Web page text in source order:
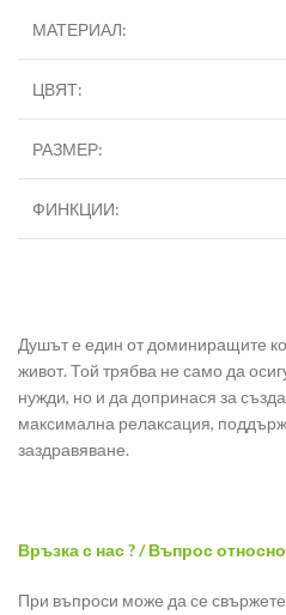
МАТЕРИАЛ:
ЦВЯТ:
РАЗМЕР:
ФИНКЦИИ:
Душът е един от доминиращите
живот. Той трябва не само да
нужди, но и да допринася за
максимална релаксация,
заздравяване.
Връзка с нас ? / Въпрос
При въпроси може да се